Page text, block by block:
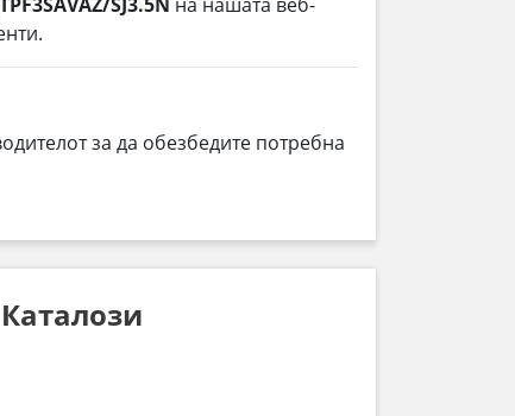
за да обезбедите потребна
Каталози